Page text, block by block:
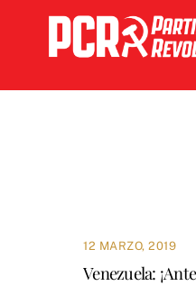
content
12 MARZO, 2019
Venezuela: